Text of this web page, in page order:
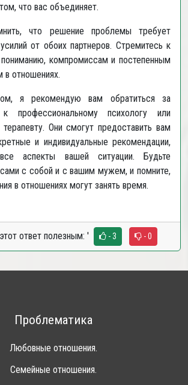
что вас объединяет.
что решение проблемы требует
от обоих партнеров. Стремитесь к
компромиссам и постепенным
в отношениях.
я рекомендую вам обратиться за
профессиональному психологу или
Они смогут предоставить вам
и индивидуальные рекомендации,
аспекты вашей ситуации. Будьте
с собой и с вашим мужем, и помните,
в отношениях могут занять время.
ответ полезным: ' - 3 - 0
Проблематика
Любовные отношения.
Семейные отношения.